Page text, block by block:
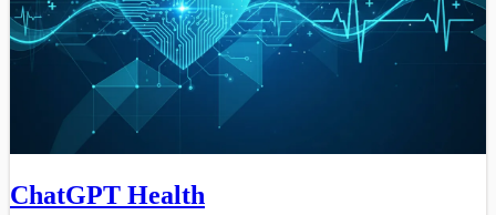
ChatGPT Health